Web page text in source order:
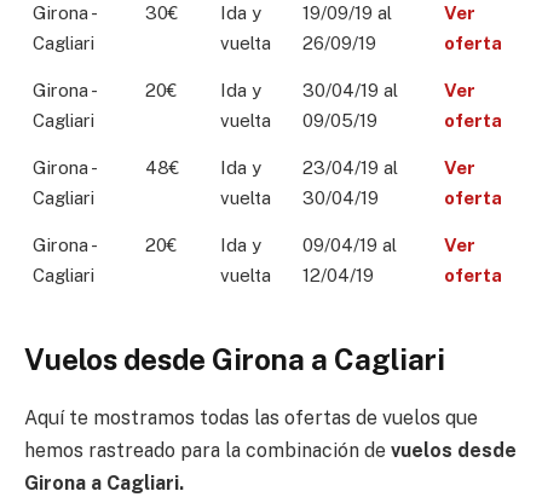
Girona -
Cagliari
30€
Ida y
vuelta
19/09/19 al
26/09/19
Ver
oferta
Girona -
Cagliari
20€
Ida y
vuelta
30/04/19 al
09/05/19
Ver
oferta
Girona -
Cagliari
48€
Ida y
vuelta
23/04/19 al
30/04/19
Ver
oferta
Girona -
Cagliari
20€
Ida y
vuelta
09/04/19 al
12/04/19
Ver
oferta
Vuelos desde Girona a Cagliari
Aquí te mostramos todas las ofertas de vuelos que
hemos rastreado para la combinación de vuelos desde
Girona a Cagliari.